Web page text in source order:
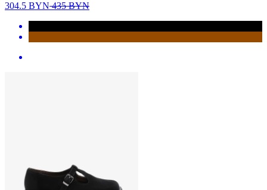
304.5 BYN435BYN